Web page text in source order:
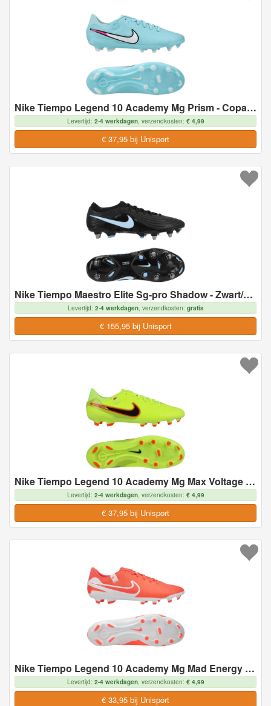
Nike Tiempo Legend 10 Academy Mg Prism - Copa/ Wit - Multi Ground (Mg), maat 44
Levertijd: 2-4 werkdagen, verzendkosten: € 4,99
€ 37,95 bij Unisport
Nike Tiempo Maestro Elite Sg-pro Shadow - Zwart/blauw - Soft Ground (Sg), maat 39
Levertijd: 2-4 werkdagen, verzendkosten: gratis
€ 155,95 bij Unisport
Nike Tiempo Legend 10 Academy Mg Max Voltage - Neon/zwart - Multi Ground (Mg), maat 45
Levertijd: 2-4 werkdagen, verzendkosten: € 4,99
€ 37,95 bij Unisport
Nike Tiempo Legend 10 Academy Mg Mad Energy - Hete Lava/wit - Multi Ground (Mg), maat 45½
Levertijd: 2-4 werkdagen, verzendkosten: € 4,99
€ 33,95 bij Unisport